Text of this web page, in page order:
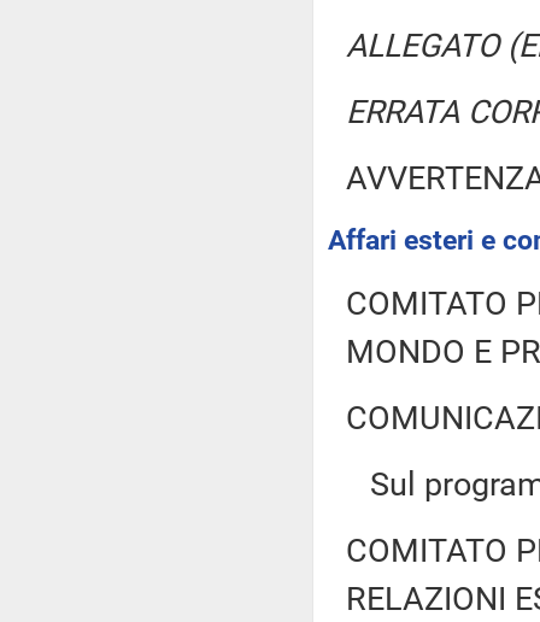
ALLEGATO
ERRATA
Affari esteri e
COMITATO
MONDO E
Sul
COMITATO
RELAZIONI